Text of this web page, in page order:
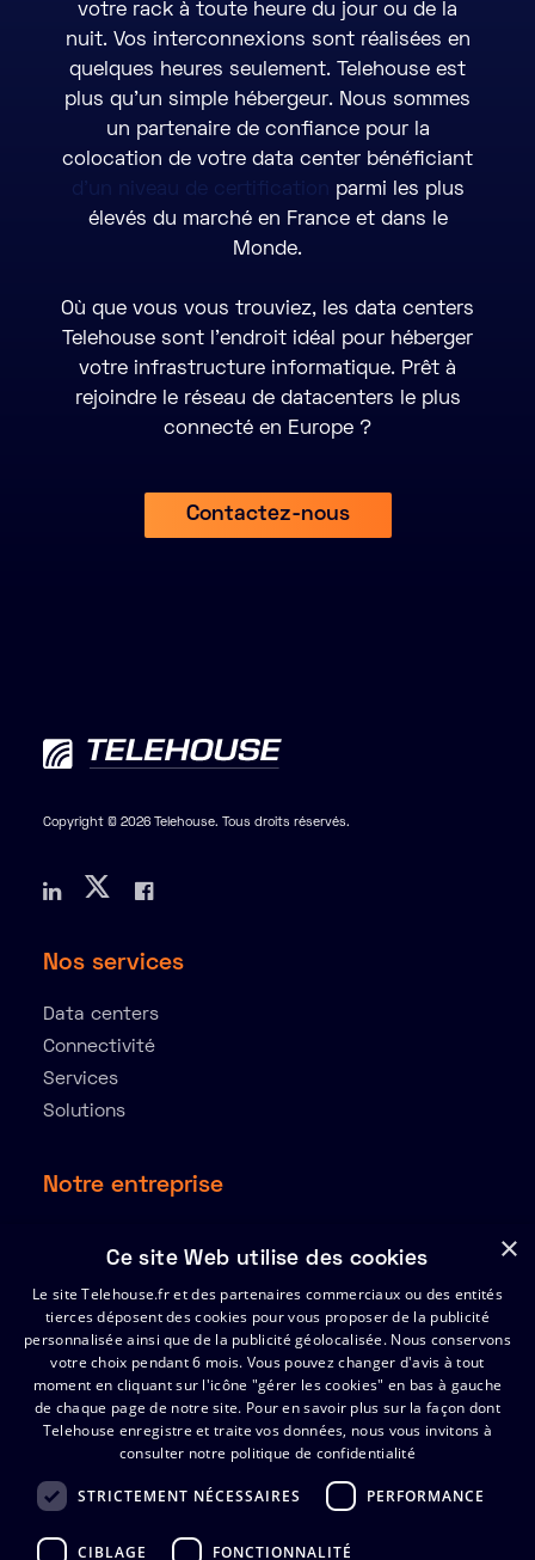
votre rack à toute heure du jour ou de la
nuit. Vos interconnexions sont réalisées en
quelques heures seulement. Telehouse est
plus qu’un simple hébergeur. Nous sommes
un partenaire de confiance pour la
colocation de votre data center bénéficiant
d'un niveau de certification parmi les plus
élevés du marché en France et dans le
Monde.
Où que vous vous trouviez, les data centers
Telehouse sont l’endroit idéal pour héberger
votre infrastructure informatique. Prêt à
rejoindre le réseau de datacenters le plus
connecté en Europe ?
Contactez-nous
Copyright © 2026 Telehouse. Tous droits réservés.
Nos services
Data centers
Connectivité
Services
Solutions
Notre entreprise
Ressources
Partenaires
Index de l’égalité Hommes-Femmes 2025
Support
Certificats
FAQ
×
Ce site Web utilise des cookies
Le site Telehouse.fr et des partenaires commerciaux ou des entités
tierces déposent des cookies pour vous proposer de la publicité
personnalisée ainsi que de la publicité géolocalisée. Nous conservons
votre choix pendant 6 mois. Vous pouvez changer d'avis à tout
moment en cliquant sur l'icône "gérer les cookies" en bas à gauche
de chaque page de notre site. Pour en savoir plus sur la façon dont
Telehouse enregistre et traite vos données, nous vous invitons à
consulter notre politique de confidentialité
STRICTEMENT NÉCESSAIRES PERFORMANCE
CIBLAGE FONCTIONNALITÉ